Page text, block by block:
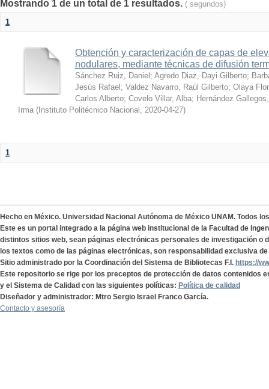
Mostrando 1 de un total de 1 resultados. ( segundos)
1
Obtención y caracterización de capas de
nodulares, mediante técnicas de difusión
Sánchez Ruiz, Daniel ; Agredo Diaz, Dayi Gilberto;
Jesús Rafael ; Valdez Navarro, Raúl Gilberto; Olaya
Carlos Alberto; Covelo Villar, Alba; Hernández
Irma ( Instituto Politécnico Nacional , 2020-04-27)
1
Hecho en México. Universidad Nacional Autónoma de México UNAM. Todos
Este es un portal integrado a la página web institucional de la Facultad de
distintos sitios web, sean páginas electrónicas personales de investigación o
los textos como de las páginas electrónicas, son responsabilidad exclusiva
Sitio administrado por la Coordinación del Sistema de Bibliotecas F.I. https://
Este repositorio se rige por los preceptos de protección de datos contenidos
y el Sistema de Calidad con las siguientes políticas: Política de calidad
Diseñador y administrador: Mtro Sergio Israel Franco García.
Contacto y asesoría